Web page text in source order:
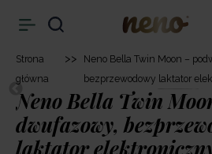
Strona
główna
>>
Neno Bella Twin Moon –
bezprzewodowy laktator
Neno Bella Twin
dwufazowy,
laktator